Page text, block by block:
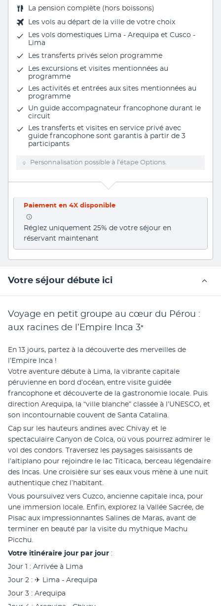
La pension complète (hors boissons)
Les vols au départ de la ville de votre choix
Les vols domestiques Lima - Arequipa et Cusco -
Lima
Les transferts privés selon programme
Les excursions et visites mentionnées au
programme
Les activités et entrées aux sites mentionnées au
programme
Un guide accompagnateur francophone durant le
circuit
Les transferts et visites en service privé avec
guide francophone sont garantis à partir de 3
participants
Personnalisation possible à l’étape Options.
Paiement en 4X disponible
Réglez uniquement 25% de votre séjour en
réservant maintenant
Votre séjour débute ici
Voyage en petit groupe au cœur du Pérou :
aux racines de l’Empire Inca 3*
En 13 jours, partez à la découverte des merveilles de
l’Empire Inca !
Votre aventure débute à Lima, la vibrante capitale
péruvienne en bord d’océan, entre visite guidée
francophone et découverte de la gastronomie locale. Puis
direction Arequipa, la “ville blanche” classée à l’UNESCO, et
son incontournable couvent de Santa Catalina.
Cap sur les hauteurs andines avec Chivay et le
spectaculaire Canyon de Colca, où vous pourrez admirer le
vol des condors. Traversez les paysages saisissants de
l’altiplano pour rejoindre le lac Titicaca, berceau légendaire
des Incas. Une croisière sur ses eaux vous mène à une nuit
authentique chez l’habitant.
Vous poursuivez vers Cuzco, ancienne capitale inca, pour
une immersion locale. Enfin, explorez la Vallée Sacrée, de
Pisac aux impressionnantes Salines de Maras, avant de
terminer en beauté par la visite du mythique Machu
Picchu.
Votre itinéraire jour par jour :
Jour 1 : Arrivée à Lima
Jour 2 : ✈︎ Lima - Arequipa
Jour 3 : Arequipa